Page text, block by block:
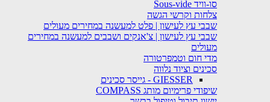
סו-וויד Sous-vide
צלחות וקרשי הגשה
שבבי עץ לעישון | פלט למעשנה במחירים מעולים
שבבי עץ לעישון | צ'אנקים ושבבים למעשנה במחירים
מעולים
מדי חום וטמפרטורה
סכינים וציוד נלווה
GIESSER - גייסר סכינים
שיפודי פרימיום מותג COMPASS